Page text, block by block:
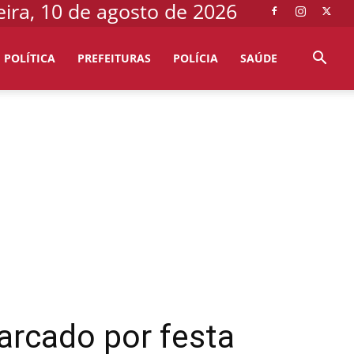
10 de agosto de 2026
POLÍTICA PREFEITURAS POLÍCIA SAÚDE
por festa